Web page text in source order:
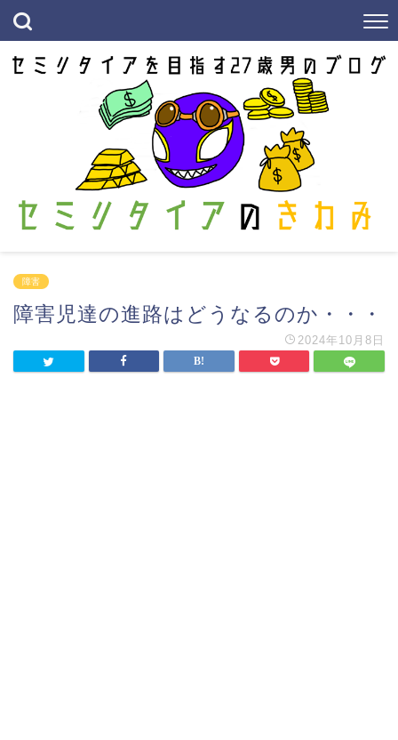
障害
障害児達の進路はどうなるのか・・・
2024年10月8日